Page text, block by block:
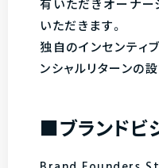
有いただきオーナ
いただきます。
独自のインセンティ
ンシャルリターンの
■ブランドビ